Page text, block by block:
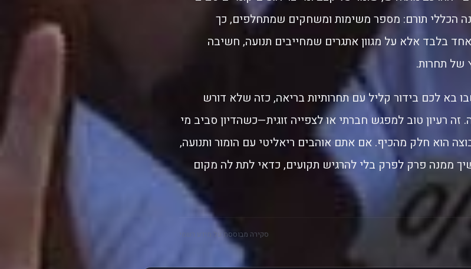
הכללי תורם: מספר משימות ומשחקים שמתחלפים, כך
בלבד אלא על מגוון אתגרים שמחייבים תנועה, חשיבה
של תחרות.
בא לכם בידור קליל עם תחרותיות בריאה, כזה שלא דורש
זה רעיון טוב למפגש חברתי או לצפייה זוגית—כשהדיון סביב מי
הוא חלק מהכיף. אם אתם אוהבים ריאליטי עם הומור ותנועה,
ממנה פרק לפרק בלי להרגיש תקועים, כדאי לתת לה מקום
סקירה מבוססת על מידע רשמי